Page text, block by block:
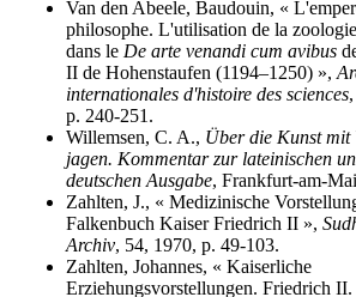
Van den Abeele, Baudouin, «
philosophe. L'utilisation de la
dans le De arte venandi cum avibus
II de Hohenstaufen (1194–1250) »,
internationales d'histoire des sciences
p. 240-251.
Willemsen, C. A., Über die Kunst mit
jagen. Kommentar zur lateinischen
deutschen Ausgabe, Frankfurt-am-
Zahlten, J., « Medizinische
Falkenbuch Kaiser Friedrich II »,
Archiv, 54, 1970, p. 49-103.
Zahlten, Johannes, « Kaiserliche
Erziehungsvorstellungen. Friedrich II.